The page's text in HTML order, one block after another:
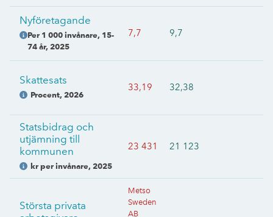
Nyföretagande
Per 1 000 invånare, 15-
74 år,2025
7,7 9,7
Skattesats
Procent, 2026
33,19 32,38
Statsbidrag och
utjämning till
kommunen
kr per invånare, 2025
23 431 21 123
Största privata
Metso
Sweden
AB